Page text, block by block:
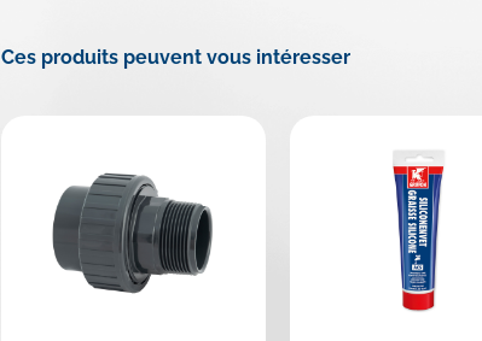
Ces produits peuvent vous intéresser